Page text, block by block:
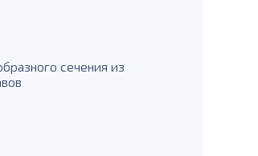
сечения из